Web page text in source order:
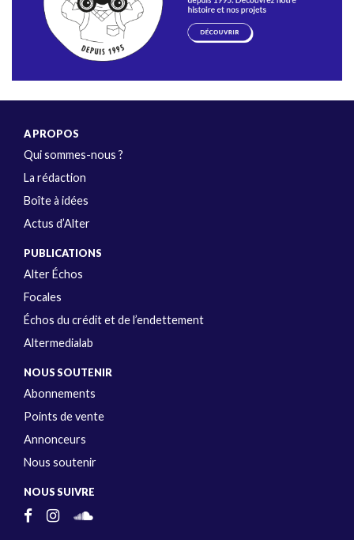
A PROPOS
Qui sommes-nous ?
La rédaction
Boîte à idées
Actus d’Alter
PUBLICATIONS
Alter Échos
Focales
Échos du crédit et de l’endettement
Altermedialab
NOUS SOUTENIR
Abonnements
Points de vente
Annonceurs
Nous soutenir
NOUS SUIVRE